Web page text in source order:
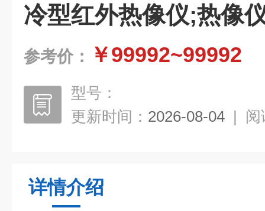
冷型红外热像仪;热像
参考价： ￥99992~99992
型号：
更新时间： 2026-08-04 | 阅
详情介绍